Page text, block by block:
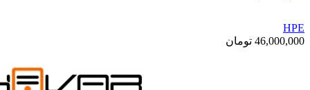
HPE
46,000,000 تومان